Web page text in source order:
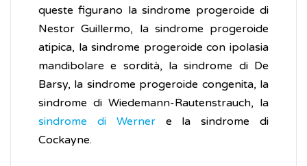
queste figurano la sindrome progeroide di
Nestor Guillermo, la sindrome progeroide
atipica, la sindrome progeroide con ipolasia
mandibolare e sordità, la sindrome di De
Barsy, la sindrome progeroide congenita, la
sindrome di Wiedemann-Rautenstrauch, la
sindrome di Wernere la sindrome di
Cockayne.